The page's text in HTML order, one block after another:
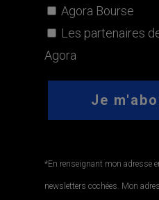
Agora Bourse
Les partenaires
Agora
*En renseignant mon adresse
newsletters cochées. Mon